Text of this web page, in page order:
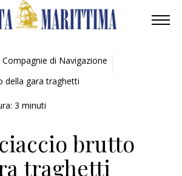
Compagnie di Navigazione
della gara traghetti
3 minuti
brutto
traghetti